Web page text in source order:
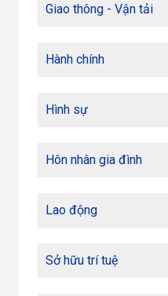
Giao thông - Vận tải
Hành chính
Hình sự
Hôn nhân gia đình
Lao động
Sở hữu trí tuệ